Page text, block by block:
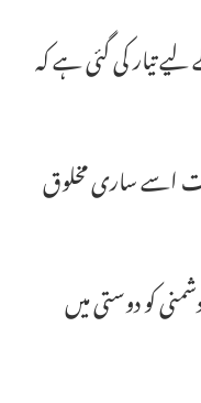
تیار کی گئی ہے کہ
اسے ساری مخلوق
کو دوستی میں